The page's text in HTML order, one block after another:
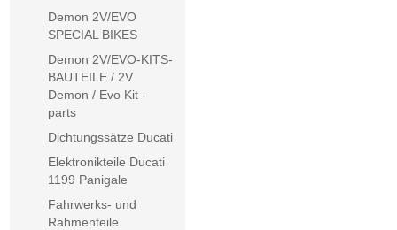
Demon 2V/EVO
SPECIAL BIKES
Demon 2V/EVO-KITS-
BAUTEILE / 2V
Demon / Evo Kit -
parts
Dichtungssätze Ducati
Elektronikteile Ducati
1199 Panigale
Fahrwerks- und
Rahmenteile